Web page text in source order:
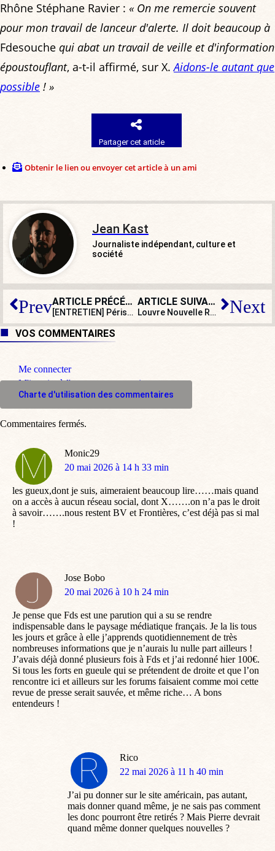
Rhône Stéphane Ravier : « On me remercie souvent
pour mon travail de lanceur d'alerte. Il doit beaucoup à
Fdesouche qui abat un travail de veille et d'information
époustouflant, a-t-il affirmé, sur X.Aidons-le autant que
possible ! »
Partager cet article
Obtenir le lien ou envoyer cet article à un ami
Jean Kast
Journaliste indépendant, culture et
société
Prev ARTICLE PRÉCÉDENT
[ENTRETIEN] Périscolaire parisien : « J’ai été accusée d’inventer certains faits pour polémiquer ! »
ARTICLE SUIVANT
Louvre Nouvelle Renaissance : le troisième caprice patrimonial de Macron Next
VOS COMMENTAIRES
Me connecter
M'inscrire à l'espace commentaire
Charte d'utilisation des commentaires
Monic29
dit
20 mai 2026 à 14 h 33 min
les gueux,dont je suis, aimeraient beaucoup lire……mais quand
on a accès à aucun réseau social, dont X…….on n’a pas le droit
à savoir…….nous restent BV et Frontières, c’est déjà pas si mal
!
Jose Bobo
dit
20 mai 2026 à 10 h 24 min
Je pense que Fds est une parution qui a su se rendre
indispensable dans le paysage médiatique français. Je la lis tous
les jours et grâce à elle j’apprends quotidiennement de très
nombreuses informations que je n’aurais lu nulle part ailleurs !
J’avais déjà donné plusieurs fois à Fds et j’ai redonné hier 100€.
Si tous les forts en gueule qui se prétendent de droite et que l’on
rencontre ici et ailleurs sur les forums faisaient comme moi cette
revue de presse serait sauvée, et même riche… A bons
entendeurs !
Rico
dit
22 mai 2026 à 11 h 40 min
J’ai pu donner sur le site américain, pas autant,
mais donner quand même, je ne sais pas comment
les donc pourront être retirés ? Mais Pierre devrait
quand même donner quelques nouvelles ?
Commentaires fermés.